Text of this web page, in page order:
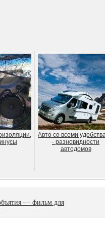
Авто со всеми
- разновидности
автодомов
— фильм для